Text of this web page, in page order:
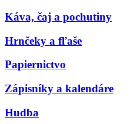
Káva, čaj a pochutiny
Hrnčeky a fľaše
Papiernictvo
Zápisníky a kalendáre
Hudba